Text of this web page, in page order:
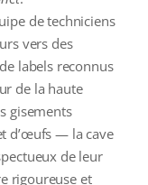
de techniciens
vers des
labels reconnus
de la haute
gisements
d’œufs — la cave
de leur
rigoureuse et